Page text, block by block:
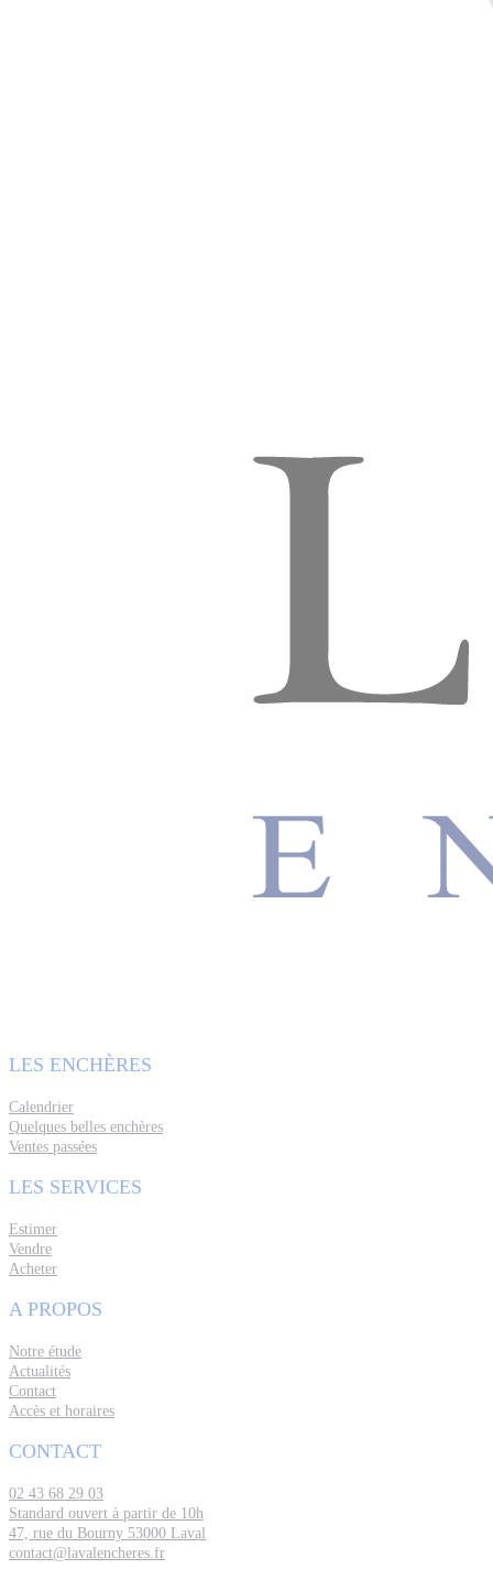
LES ENCHÈRES
Calendrier
Quelques belles enchères
Ventes passées
LES SERVICES
Estimer
Vendre
Acheter
A PROPOS
Notre étude
Actualités
Contact
Accès et horaires
CONTACT
02 43 68 29 03
Standard ouvert à partir de 10h
47, rue du Bourny 53000 Laval
contact@lavalencheres.fr